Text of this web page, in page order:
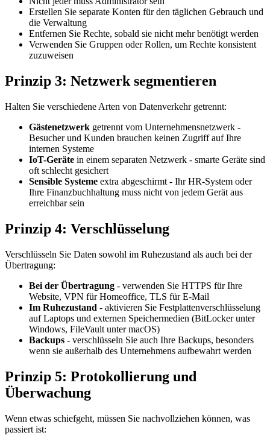
Erstellen Sie separate Konten für den täglichen Gebrauch und
die Verwaltung
Entfernen Sie Rechte, sobald sie nicht mehr benötigt werden
Verwenden Sie Gruppen oder Rollen, um Rechte konsistent
zuzuweisen
Prinzip 3: Netzwerk segmentieren
Halten Sie verschiedene Arten von Datenverkehr getrennt:
Gästenetzwerk getrennt vom Unternehmensnetzwerk -
Besucher und Kunden brauchen keinen Zugriff auf Ihre
internen Systeme
IoT-Geräte in einem separaten Netzwerk - smarte Geräte sind
oft schlecht gesichert
Sensible Systeme extra abgeschirmt - Ihr HR-System oder
Ihre Finanzbuchhaltung muss nicht von jedem Gerät aus
erreichbar sein
Prinzip 4: Verschlüsselung
Verschlüsseln Sie Daten sowohl im Ruhezustand als auch bei der
Übertragung:
Bei der Übertragung - verwenden Sie HTTPS für Ihre
Website, VPN für Homeoffice, TLS für E-Mail
Im Ruhezustand - aktivieren Sie Festplattenverschlüsselung
auf Laptops und externen Speichermedien (BitLocker unter
Windows, FileVault unter macOS)
Backups - verschlüsseln Sie auch Ihre Backups, besonders
wenn sie außerhalb des Unternehmens aufbewahrt werden
Prinzip 5: Protokollierung und
Überwachung
Wenn etwas schiefgeht, müssen Sie nachvollziehen können, was
passiert ist: